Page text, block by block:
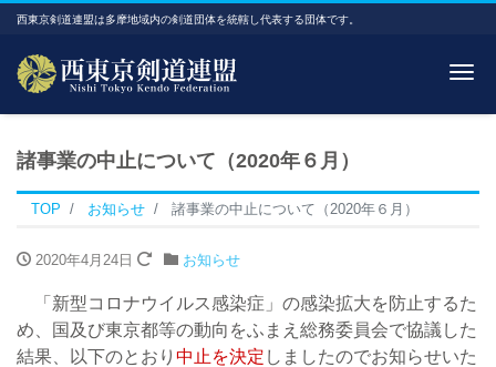
西東京剣道連盟は多摩地域内の剣道団体を統轄し代表する団体です。
諸事業の中止について（2020年６月）
TOP お知らせ 諸事業の中止について（2020年６月）
2020年4月24日 お知らせ
「新型コロナウイルス感染症」の感染拡大を防止するた
め、国及び東京都等の動向をふまえ総務委員会で協議した
結果、以下のとおり 中止を決定 しましたのでお知らせいた